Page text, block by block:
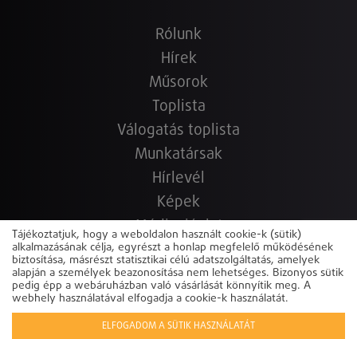
Rólunk
Hírek
Műsorok
Toplista
Válogatás toplista
Munkatársak
Hírlevél
Képek
Hallgasd újra!
Elérhetőségek
Copyright © 2022-2026 www.sunshine.hu.huPowered by
Tájékoztatjuk, hogy a weboldalon használt cookie-k (sütik)
alkalmazásának célja, egyrészt a honlap megfelelő működésének
biztosítása, másrészt statisztikai célú adatszolgáltatás, amelyek
alapján a személyek beazonosítása nem lehetséges. Bizonyos sütik
pedig épp a webáruházban való vásárlását könnyítik meg. A
webhely használatával elfogadja a cookie-k használatát.
ELFOGADOM A SÜTIK HASZNÁLATÁT